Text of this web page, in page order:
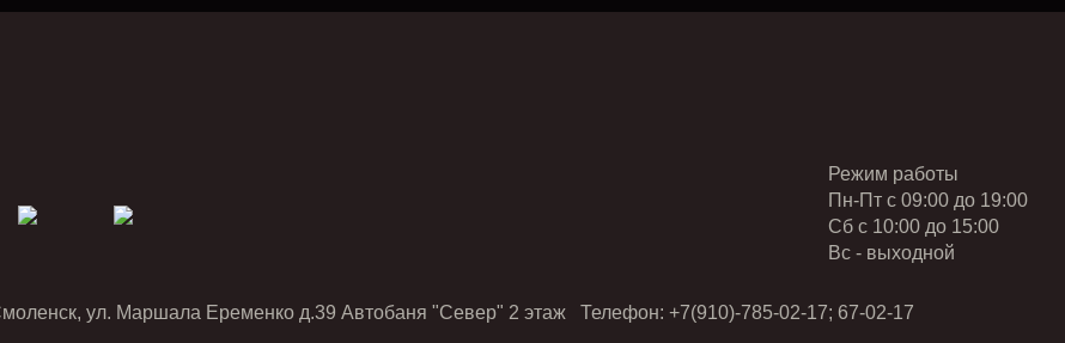
Режим работы
Пн-Пт с 09:00 до 19:00
Cб с 10:00 до 15:00
Вс - выходной
ул. Маршала Еременко д.39 Автобаня "Север" 2 этаж Телефон: +7(910)-785-02-17; 67-02-17